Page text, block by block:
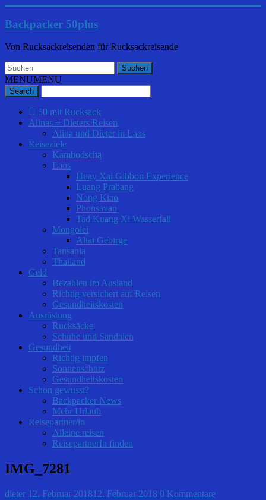
Backpacker 50plus
Von Rucksackreisenden für Rucksackreisende
MENUMENU
Ü 50 mit Rucksack
Alinas + Dieters Reisen
Alina und Dieter in Laos
Reiseziele
Kambodscha
Laos
Huay Xai Gibbon Experience
Luang Prabang
Nong Kiao
Phonsavan
Tad Kuang Xi Wasserfall
Mongolei
Altai Gebirge
Tansania
Thailand
Geld
Bezahlen im Ausland
Richtig versichert auf Reisen
Gesundheitskosten
Ausrüstung
Rucksäcke
Schuhe und Sandalen
Gesundheit
Richtig impfen
Sonnenschutz
Gesundheitskosten
Schon gewusst?
Backpacker News
Mehr Urlaub
Reisepartner/in
Alleine reisen
ReisepartnerIn finden
IMG_7281
dieter 12. Februar 201812. Februar 2018 0 Kommentare